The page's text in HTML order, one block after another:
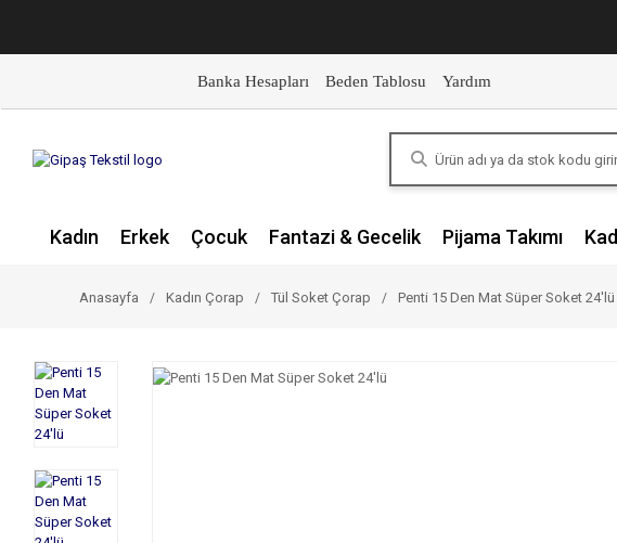
Banka Hesapları Beden Tablosu Yardım
Kadın Erkek Çocuk Fantazi & Gecelik Pijama Takımı
Anasayfa Kadın Çorap Tül Soket Çorap Penti 15 Den Mat Süper Soket 24'lü